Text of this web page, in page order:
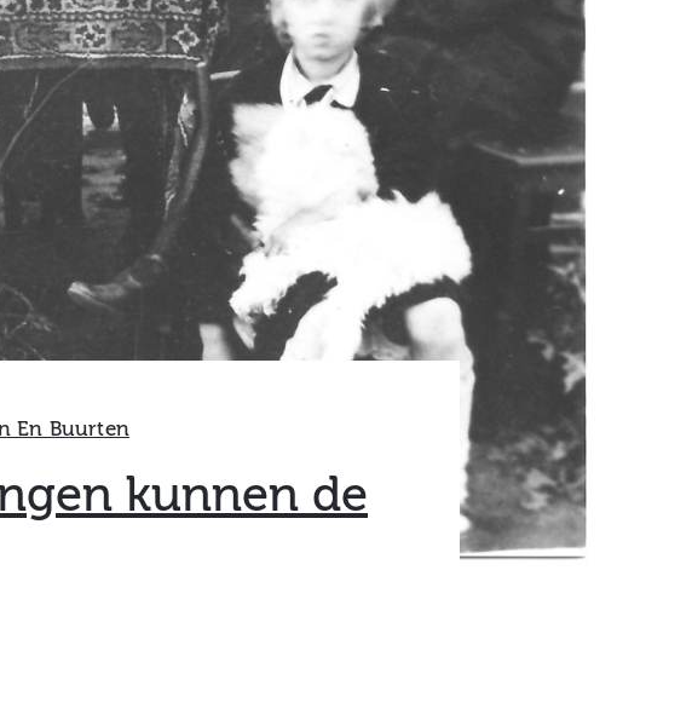
En Buurten
kunnen de